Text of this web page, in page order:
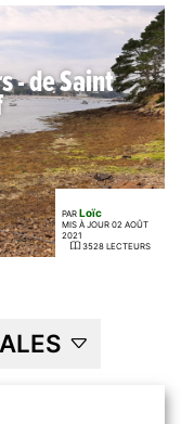
- de Saint
PAR Loïc
MIS À JOUR 02 AOÛT
2021
3528 LECTEURS